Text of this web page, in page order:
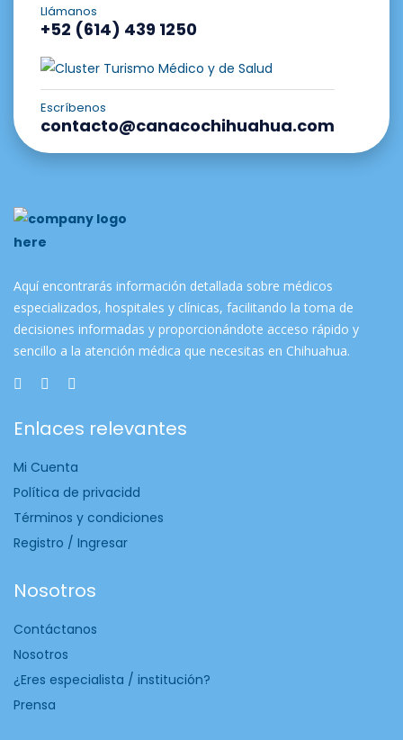
Llámanos
+52 (614) 439 1250
Escríbenos
contacto@canacochihuahua.com
Aquí encontrarás información detallada sobre médicos
especializados, hospitales y clínicas, facilitando la toma de
decisiones informadas y proporcionándote acceso rápido y
sencillo a la atención médica que necesitas en Chihuahua.
Enlaces relevantes
Mi Cuenta
Política de privacidd
Términos y condiciones
Registro / Ingresar
Nosotros
Contáctanos
Nosotros
¿Eres especialista / institución?
Prensa